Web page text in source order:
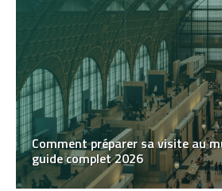
Comment préparer sa visite au
guide complet 2026